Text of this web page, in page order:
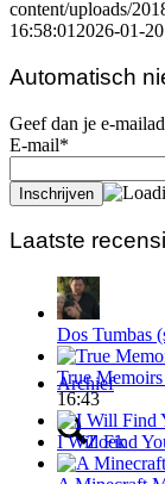
Archief
Zoek
content/uploads/
16:58:01 2026-01-
Automatisch
Geef dan je e-
E-mail*
Laatste
Dos Tumbas
True
16:43
I Will Find